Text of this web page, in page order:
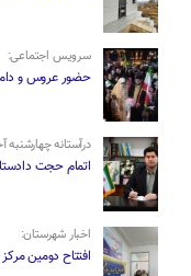
سرویس اجتماعی:
حضور عروس و
درآستانه چهارشنبه
اتمام حجت
اخبار شهرستان:
افتتاح دومین